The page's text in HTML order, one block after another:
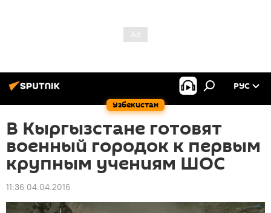
Узбекистан
РУС
В Кыргызстане готовят
военный городок к первым
крупным учениям ШОС
11:36 04.04.2016